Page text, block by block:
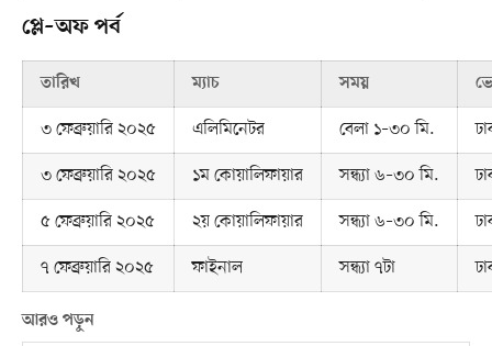
প্লে–অফ পর্ব
তারিখ ম্যাচ সময়
৩ ফেব্রুয়ারি ২০২৫ এলিমিনেটর বেলা ১–৩০ মি.
৩ ফেব্রুয়ারি ২০২৫
১ম কোয়ালিফায়ার সন্ধ্যা ৬–৩০ মি.
৫ ফেব্রুয়ারি ২০২৫
২য় কোয়ালিফায়ার সন্ধ্যা ৬–৩০ মি.
৭ ফেব্রুয়ারি ২০২৫
ফাইনাল সন্ধ্যা ৭টা
আরও পড়ুন